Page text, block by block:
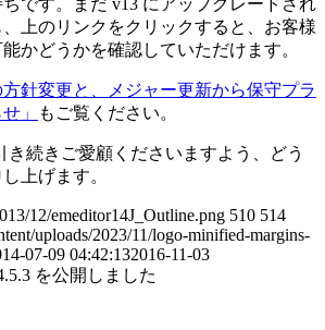
上のリンクをクリックすると、お客様
かどうかを確認していただけます。
方針変更と、メジャー更新から保守プラ
」
もご覧ください。
き続きご愛顧くださいますよう、どう
上げます。
12/emeditor14J_Outline.png 510 514
uploads/2023/11/logo-minified-margins-
07-09 04:42:132016-11-03
を公開しました